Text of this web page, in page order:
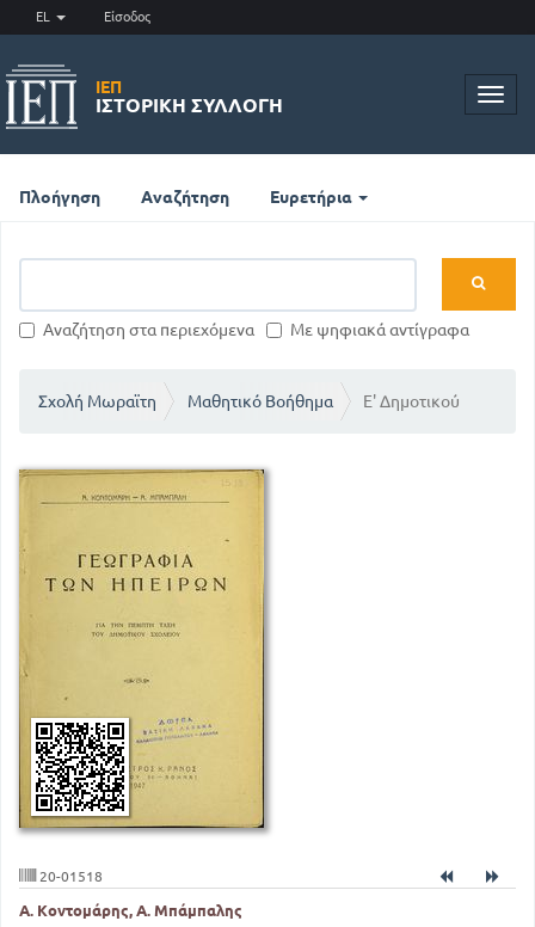
EL Είσοδος
ΙΕΠ
ΙΣΤΟΡΙΚΉ ΣΥΛΛΟΓΉ
Πλοήγηση Αναζήτηση Ευρετήρια
Αναζήτηση στα περιεχόμενα Με ψηφιακά αντίγραφα
Σχολή Μωραϊτη Μαθητικό Βοήθημα Ε' Δημοτικού
20-01518
Α. Κοντομάρης, Α. Μπάμπαλης